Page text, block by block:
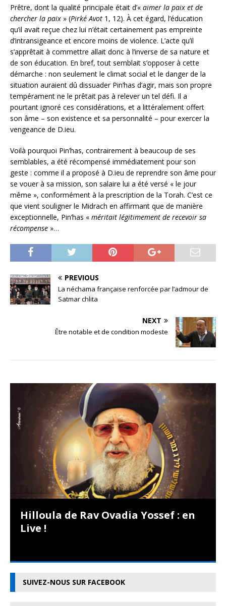
Prêtre, dont la qualité principale était d’« aimer la paix et de
chercher la paix » (Pirké Avot 1, 12). À cet égard, l’éducation
qu’il avait reçue chez lui n’était certainement pas empreinte
d’intransigeance et encore moins de violence. L’acte qu’il
s’apprêtait à commettre allait donc à l’inverse de sa nature et
de son éducation. En bref, tout semblait s’opposer à cette
démarche : non seulement le climat social et le danger de la
situation auraient dû dissuader Pin’has d’agir, mais son propre
tempérament ne le prêtait pas à relever un tel défi. Il a
pourtant ignoré ces considérations, et a littéralement offert
son âme – son existence et sa personnalité – pour exercer la
vengeance de D.ieu.
Voilà pourquoi Pin’has, contrairement à beaucoup de ses
semblables, a été récompensé immédiatement pour son
geste : comme il a proposé à D.ieu de reprendre son âme pour
se vouer à sa mission, son salaire lui a été versé « le jour
même », conformément à la prescription de la Torah. C’est ce
que vient souligner le Midrach en affirmant que de manière
exceptionnelle, Pin’has « méritait légitimement de recevoir sa
récompense »…
PREVIOUS
La néchama française renforcée par l’admour de
Satmar chlita
NEXT
Être notable et de condition modeste
Hilloula de Rav Ovadia Yossef : en
Live !
SUIVEZ-NOUS SUR FACEBOOK